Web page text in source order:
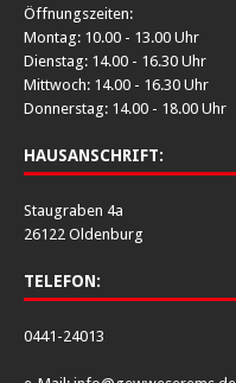
Öffnungszeiten:
Montag: 10.00 - 13.00 Uhr
Dienstag: 14.00 - 16.30 Uhr
Mittwoch: 14.00 - 16.30 Uhr
Donnerstag: 14.00 - 18.00 Uhr
HAUSANSCHRIFT:
Staugraben 4a
26122 Oldenburg
TELEFON:
0441-24013